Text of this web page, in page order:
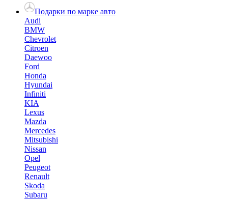
Подарки по марке авто
Audi
BMW
Chevrolet
Citroen
Daewoo
Ford
Honda
Hyundai
Infiniti
KIA
Lexus
Mazda
Mercedes
Mitsubishi
Nissan
Opel
Peugeot
Renault
Skoda
Subaru